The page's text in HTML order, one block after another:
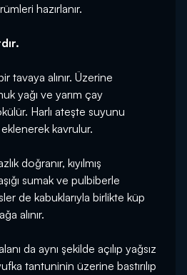
hazırlanır.
tavaya alınır. Üzerine
yağı ve yarım çay
Harlı ateşte suyunu
kavrulur.
doğranır, kıyılmış
sumak ve pulbiberle
de kabuklarıyla birlikte küp
alınır.
da aynı şekilde açılıp yağsız
tantuninin üzerine bastırılıp